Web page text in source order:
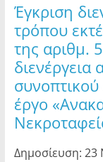
Έγκριση
τρόπου
της αριθμ.
διενέργεια
έργο
Δημοσίευση: 23